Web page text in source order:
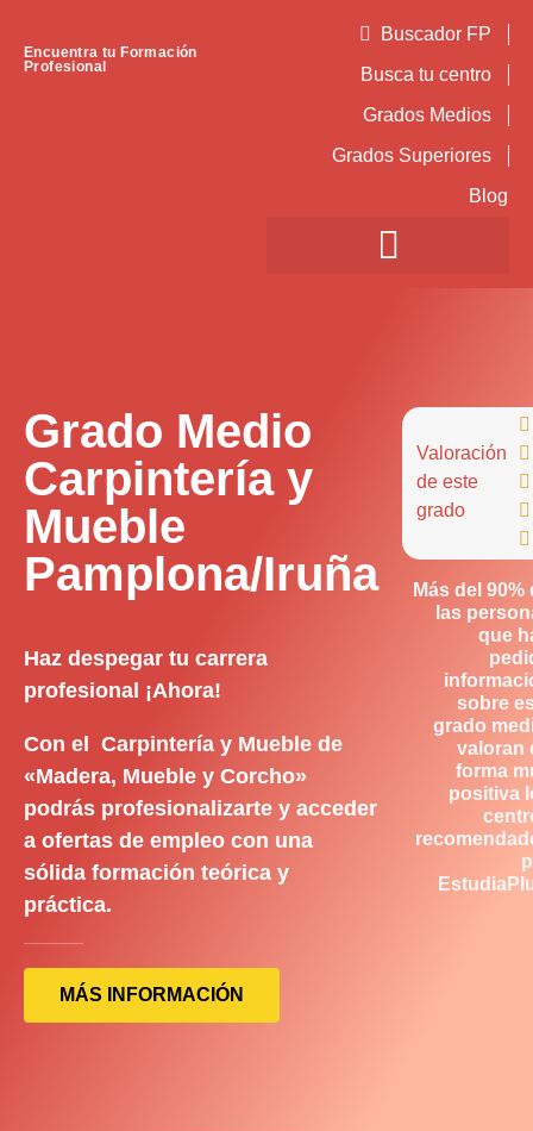
Encuentra tu Formación
Profesional
Buscador FP
Busca tu centro
Grados Medios
Grados Superiores
Blog
Grado Medio
Carpintería y
Mueble
Pamplona/Iruña
Haz despegar tu carrera
profesional ¡Ahora!
Con el Carpintería y Mueble de
«Madera, Mueble y Corcho»
podrás profesionalizarte y acceder
a ofertas de empleo con una
sólida formación teórica y
práctica.
MÁS INFORMACIÓN
Valoración
de este
grado





Más del 90%
las
que
sobre
grado
valoran
forma
positiva